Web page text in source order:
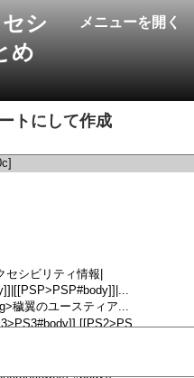
メニューを開く
シ
め
トにして作成